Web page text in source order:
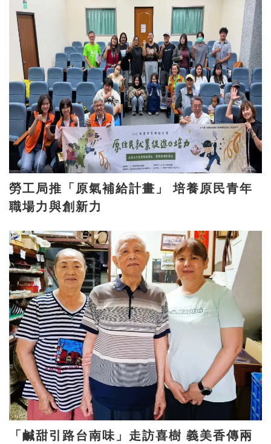
勞工局推「原氣補給計畫」 培養原民青年
職場力與創新力
「鹹甜引路台南味」走訪喜樹 義美香傳兩